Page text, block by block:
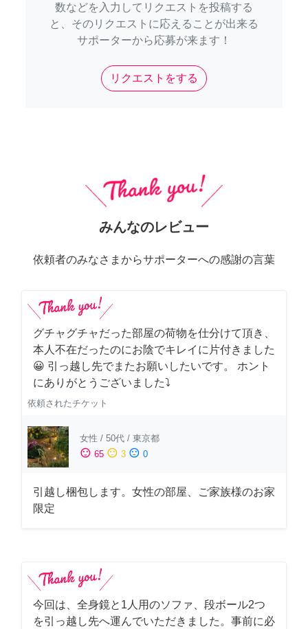
数などを入力してリクエストを投稿する
と、そのリクエストに応えることが出来る
サポーターから応募が来ます！
リクエストをする
みんなのレビュー
依頼者のみなさまからサポーターへの感謝の言葉
グチャグチャだった部屋の荷物を仕分けて頂き、
本人不在だったのにお陰でキレイに片付きました
😀 引っ越し先でまたお願いしたいです。 ホント
にありがとうございました⤵
依頼されたチケット
女性 / 50代 / 東京都
sentiment_satisfied 65 sentiment_neutral 3 sentiment_dissatisfied 0
引越し梱包します。女性の部屋、ご家族様のお家
限定
今回は、全身鏡と1人用のソファ、段ボール2つ
を引っ越し先へ運んでいただきました。事前に必